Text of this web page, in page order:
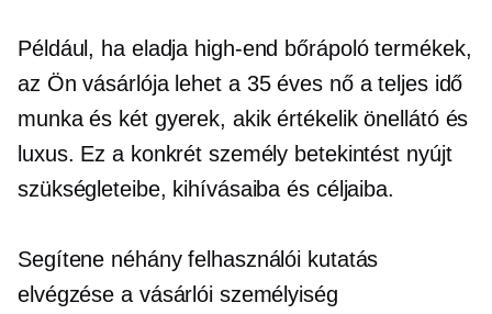
Például, ha eladja high-end bőrápoló termékek,
az Ön vásárlója lehet a 35 évesnő ateljes idő
munka és két gyerek, akik értékelikönellátóés
luxus. Ez a konkrét személy betekintést nyújt
szükségleteibe, kihívásaiba és céljaiba.
Segítene néhány felhasználói kutatás
elvégzése a vásárlói személyiség